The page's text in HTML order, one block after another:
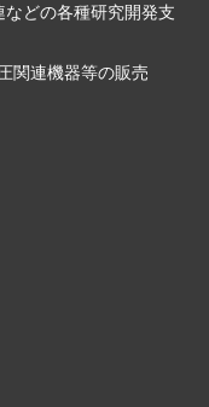
どの各種研究開発支
関連機器等の販売